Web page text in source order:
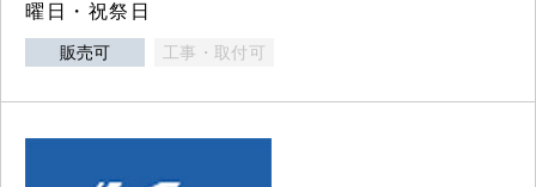
曜日・祝祭日
販売可 工事・取付可